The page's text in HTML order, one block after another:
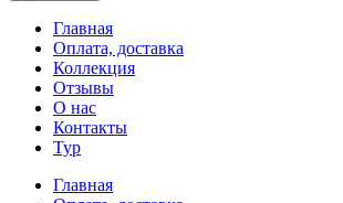
Главная
Оплата, доставка
Коллекция
Отзывы
О нас
Контакты
Тур
Главная